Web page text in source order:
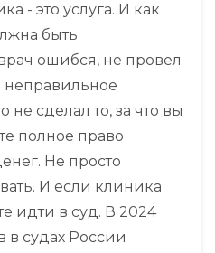
- это услуга. И как
быть
ошибся, не провел
не сделал то, за что вы
полное право
Не просто
И если клиника
идти в суд. В 2024
в судах России